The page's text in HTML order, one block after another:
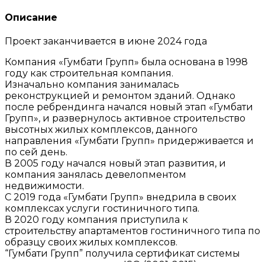
Описание
Проект заканчивается в июне 2024 года
Компания «Гумбати Групп» была основана в 1998
году как строительная компания.
Изначально компания занималась
реконструкцией и ремонтом зданий. Однако
после ребрендинга начался новый этап «Гумбати
Групп», и развернулось активное строительство
высотных жилых комплексов, данного
направления «Гумбати Групп» придерживается и
по сей день.
В 2005 году начался новый этап развития, и
компания занялась девелопментом
недвижимости.
С 2019 года «Гумбати Групп» внедрила в своих
комплексах услуги гостиничного типа.
В 2020 году компания приступила к
строительству апартаментов гостиничного типа по
образцу своих жилых комплексов.
“Гумбати Групп” получила сертификат системы